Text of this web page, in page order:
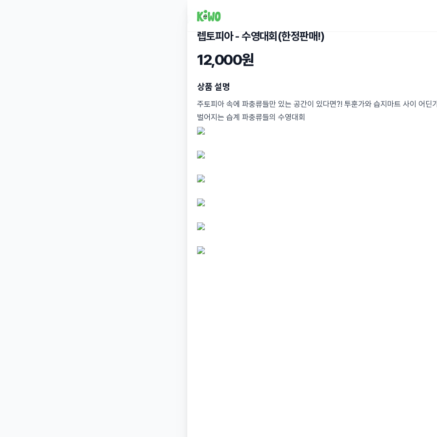
렙토피아 - 수영대회(한정판매!)
12,000원
상품 설명
주토피아 속에 파충류들만 있는 공간이 있다면?! 투훈가와 습지마트 사이 어딘
벌어지는 습계 파충류들의 수영대회